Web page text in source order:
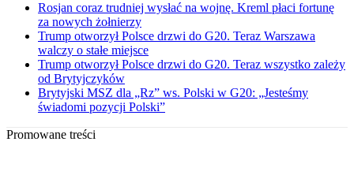
Rosjan coraz trudniej wysłać na wojnę. Kreml płaci fortunę
za nowych żołnierzy
Trump otworzył Polsce drzwi do G20. Teraz Warszawa
walczy o stałe miejsce
Trump otworzył Polsce drzwi do G20. Teraz wszystko zależy
od Brytyjczyków
Brytyjski MSZ dla „Rz” ws. Polski w G20: „Jesteśmy
świadomi pozycji Polski”
Promowane treści